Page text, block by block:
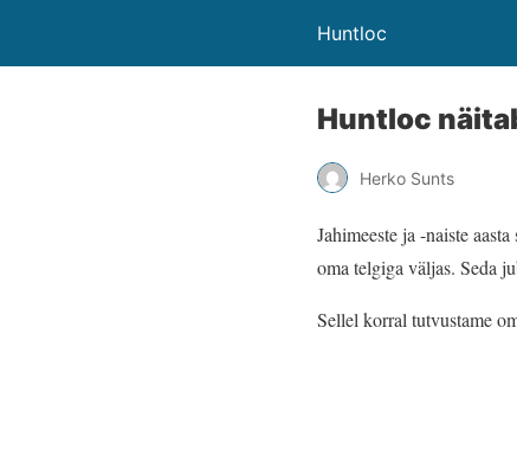
Huntloc
Huntloc
Herko Sunts
Jahimeeste ja -naiste
oma telgiga väljas. Seda
Sellel korral tutvustame